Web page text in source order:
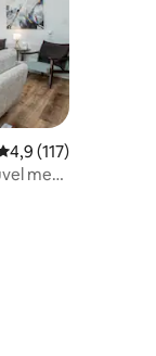
4,9 (117)
met